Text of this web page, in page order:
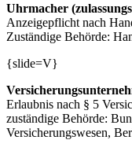
Uhrmacher
Anzeigepflicht nach
Zuständige Behörde:
{slide=V}
Erlaubnis nach § 5
zuständige Behörde:
Versicherungswesen,